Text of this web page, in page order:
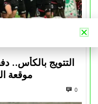
التتويج بالكأس..
موقعة
0